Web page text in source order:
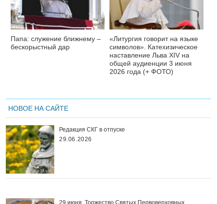
Папа: служение ближнему –
бескорыстный дар
«Литургия говорит на языке
символов». Катехизическое
наставление Льва XIV на
общей аудиенции 3 июня
2026 года (+ ФОТО)
НОВОЕ НА САЙТЕ
Редакция СКГ в отпуске
29.06.2026